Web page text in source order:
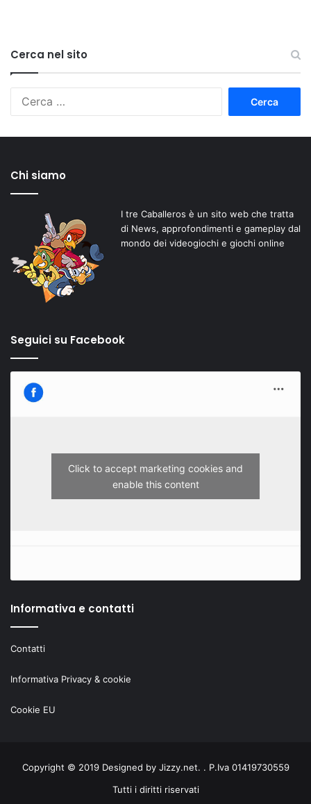
Cerca nel sito
Chi siamo
I tre Caballeros è un sito web che tratta
di News, approfondimenti e gameplay dal
mondo dei videogiochi e giochi online
Seguici su Facebook
Click to accept marketing cookies and
enable this content
Informativa e contatti
Contatti
Informativa Privacy & cookie
Cookie EU
Copyright © 2019 Designed by Jizzy.net. . P.Iva 01419730559
Tutti i diritti riservati